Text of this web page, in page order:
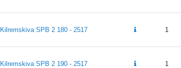
Kilremskiva SPB 2 180 - 2517 1
Kilremskiva SPB 2 190 - 2517 1